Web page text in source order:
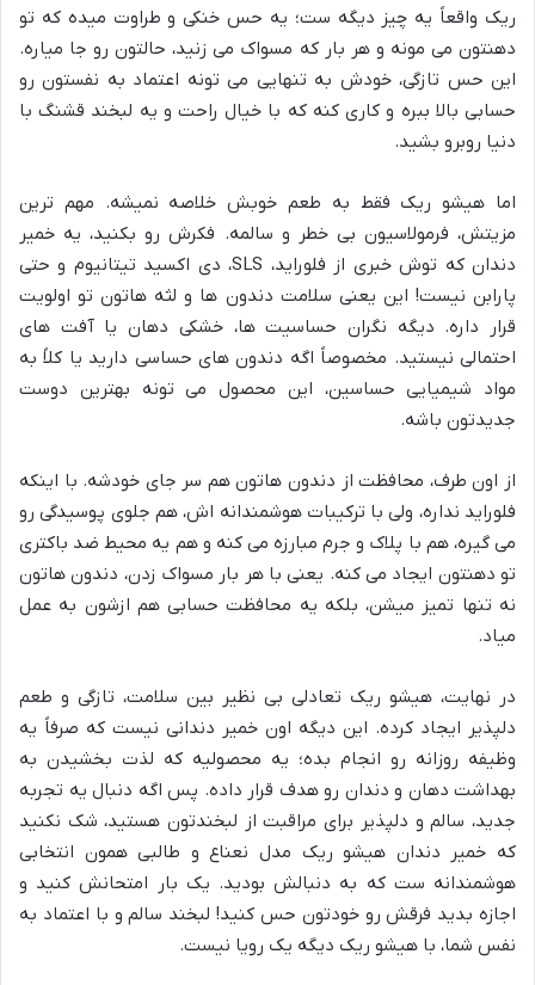
ریک واقعاً یه چیز دیگه ست؛ یه حس خنکی و طراوت میده که تو
دهنتون می مونه و هر بار که مسواک می زنید، حالتون رو جا میاره.
این حس تازگی، خودش به تنهایی می تونه اعتماد به نفستون رو
حسابی بالا ببره و کاری کنه که با خیال راحت و یه لبخند قشنگ با
دنیا روبرو بشید.
اما هیشو ریک فقط به طعم خوبش خلاصه نمیشه. مهم ترین
مزیتش، فرمولاسیون بی خطر و سالمه. فکرش رو بکنید، یه خمیر
دندان که توش خبری از فلوراید، SLS، دی اکسید تیتانیوم و حتی
پارابن نیست! این یعنی سلامت دندون ها و لثه هاتون تو اولویت
قرار داره. دیگه نگران حساسیت ها، خشکی دهان یا آفت های
احتمالی نیستید. مخصوصاً اگه دندون های حساسی دارید یا کلاً به
مواد شیمیایی حساسین، این محصول می تونه بهترین دوست
جدیدتون باشه.
از اون طرف، محافظت از دندون هاتون هم سر جای خودشه. با اینکه
فلوراید نداره، ولی با ترکیبات هوشمندانه اش، هم جلوی پوسیدگی رو
می گیره، هم با پلاک و جرم مبارزه می کنه و هم یه محیط ضد باکتری
تو دهنتون ایجاد می کنه. یعنی با هر بار مسواک زدن، دندون هاتون
نه تنها تمیز میشن، بلکه یه محافظت حسابی هم ازشون به عمل
میاد.
در نهایت، هیشو ریک تعادلی بی نظیر بین سلامت، تازگی و طعم
دلپذیر ایجاد کرده. این دیگه اون خمیر دندانی نیست که صرفاً یه
وظیفه روزانه رو انجام بده؛ یه محصولیه که لذت بخشیدن به
بهداشت دهان و دندان رو هدف قرار داده. پس اگه دنبال یه تجربه
جدید، سالم و دلپذیر برای مراقبت از لبخندتون هستید، شک نکنید
که خمیر دندان هیشو ریک مدل نعناع و طالبی همون انتخابی
هوشمندانه ست که به دنبالش بودید. یک بار امتحانش کنید و
اجازه بدید فرقش رو خودتون حس کنید! لبخند سالم و با اعتماد به
نفس شما، با هیشو ریک دیگه یک رویا نیست.